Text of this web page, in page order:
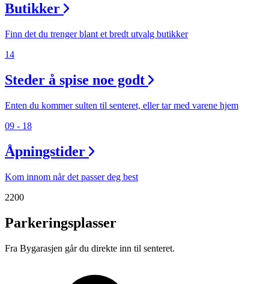
Butikker
Finn det du trenger blant et bredt utvalg butikker
14
Steder å spise noe godt
Enten du kommer sulten til senteret, eller tar med varene hjem
09 - 18
Åpningstider
Kom innom når det passer deg best
2200
Parkeringsplasser
Fra Bygarasjen går du direkte inn til senteret.